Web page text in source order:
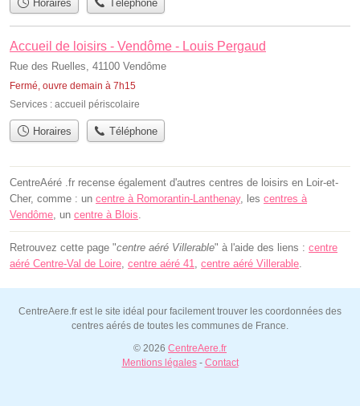
Horaires Téléphone
Accueil de loisirs - Vendôme - Louis Pergaud
Rue des Ruelles, 41100 Vendôme
Fermé, ouvre demain à 7h15
Services : accueil périscolaire
Horaires Téléphone
CentreAéré .fr recense également d'autres centres de loisirs en Loir-et-
Cher, comme : un centre à Romorantin-Lanthenay, les centres à
Vendôme, un centre à Blois.
Retrouvez cette page "centre aéré Villerable" à l'aide des liens : centre
aéré Centre-Val de Loire, centre aéré 41, centre aéré Villerable.
CentreAere.fr est le site idéal pour facilement trouver les coordonnées des
centres aérés de toutes les communes de France.
© 2026 CentreAere.fr
Mentions légales- Contact